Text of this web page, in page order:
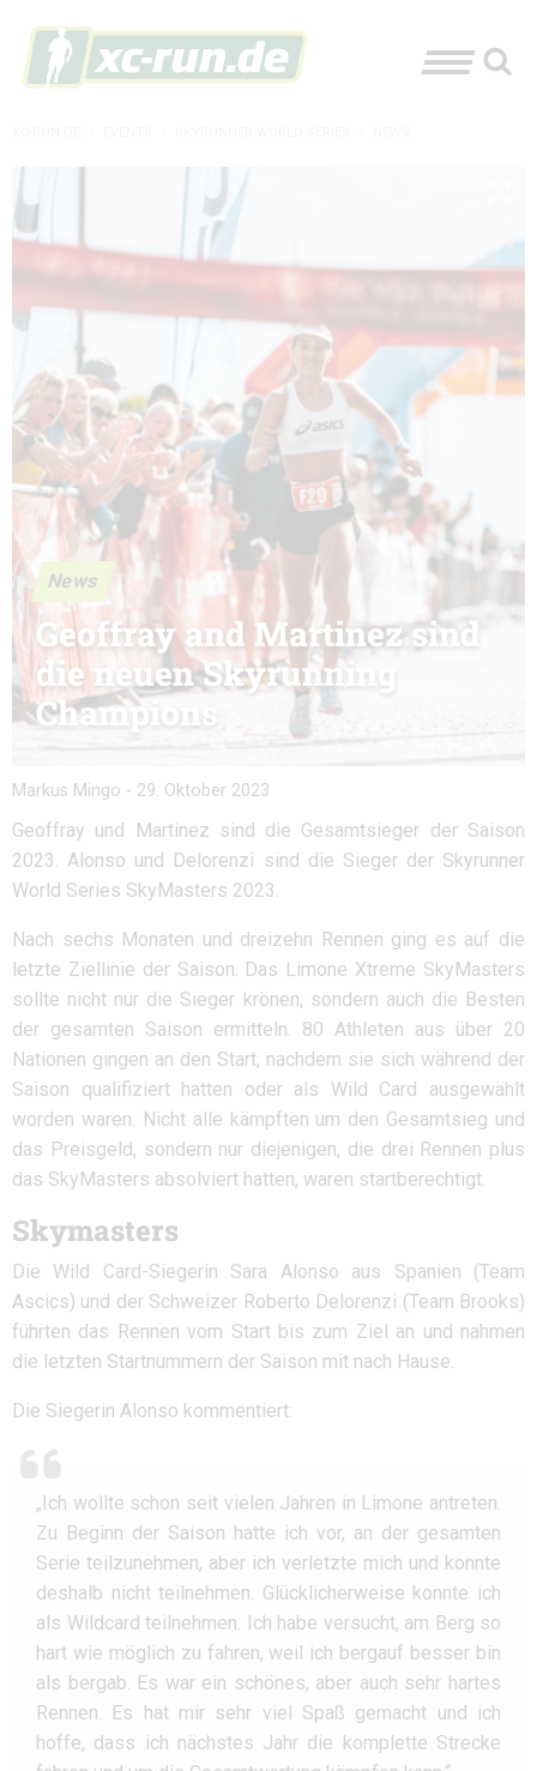
News
Geoffray and Martinez sind
die neuen Skyrunning
Champions
Markus Mingo - 29. Oktober 2023
Geoffray und Martinez sind die Gesamtsieger der Saison
2023. Alonso und Delorenzi sind die Sieger der Skyrunner
World Series SkyMasters 2023.
Nach sechs Monaten und dreizehn Rennen ging es auf die
letzte Ziellinie der Saison. Das Limone Xtreme SkyMasters
sollte nicht nur die Sieger krönen, sondern auch die Besten
der gesamten Saison ermitteln. 80 Athleten aus über 20
Nationen gingen an den Start, nachdem sie sich während der
Saison qualifiziert hatten oder als Wild Card ausgewählt
worden waren. Nicht alle kämpften um den Gesamtsieg und
das Preisgeld, sondern nur diejenigen, die drei Rennen plus
das SkyMasters absolviert hatten, waren startberechtigt.
Skymasters
Die Wild Card-Siegerin Sara Alonso aus Spanien (Team
Ascics) und der Schweizer Roberto Delorenzi (Team Brooks)
führten das Rennen vom Start bis zum Ziel an und nahmen
die letzten Startnummern der Saison mit nach Hause.
Die Siegerin Alonso kommentiert:
„Ich wollte schon seit vielen Jahren in Limone antreten.
Zu Beginn der Saison hatte ich vor, an der gesamten
Serie teilzunehmen, aber ich verletzte mich und konnte
deshalb nicht teilnehmen. Glücklicherweise konnte ich
als Wildcard teilnehmen. Ich habe versucht, am Berg so
hart wie möglich zu fahren, weil ich bergauf besser bin
als bergab. Es war ein schönes, aber auch sehr hartes
Rennen. Es hat mir sehr viel Spaß gemacht und ich
hoffe, dass ich nächstes Jahr die komplette Strecke